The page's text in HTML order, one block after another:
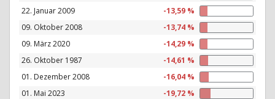
22. Januar 2009
-13,59 %
09. Oktober 2008
-13,74 %
09. März 2020
-14,29 %
26. Oktober 1987
-14,61 %
01. Dezember 2008
-16,04 %
01. Mai 2023
-19,72 %